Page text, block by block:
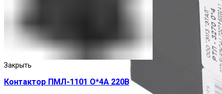
Закрыть
Контактор ПМЛ-1101 О*4А 220В